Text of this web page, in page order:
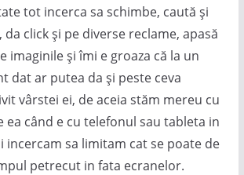
tot incerca sa schimbe, caută și
da click și pe diverse reclame, apasă
imaginile și îmi e groaza că la un
dat ar putea da și peste ceva
vârstei ei, de aceia stăm mereu cu
ea când e cu telefonul sau tableta in
incercam sa limitam cat se poate de
petrecut in fata ecranelor.